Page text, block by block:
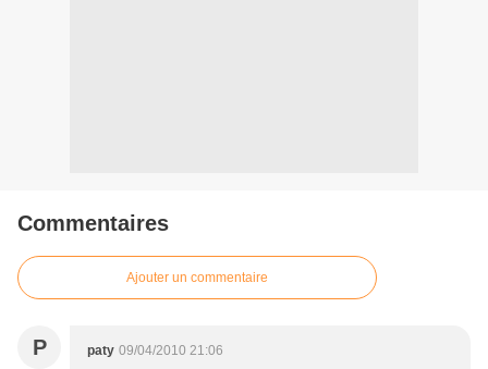
Commentaires
Ajouter un commentaire
P paty 09/04/2010 21:06